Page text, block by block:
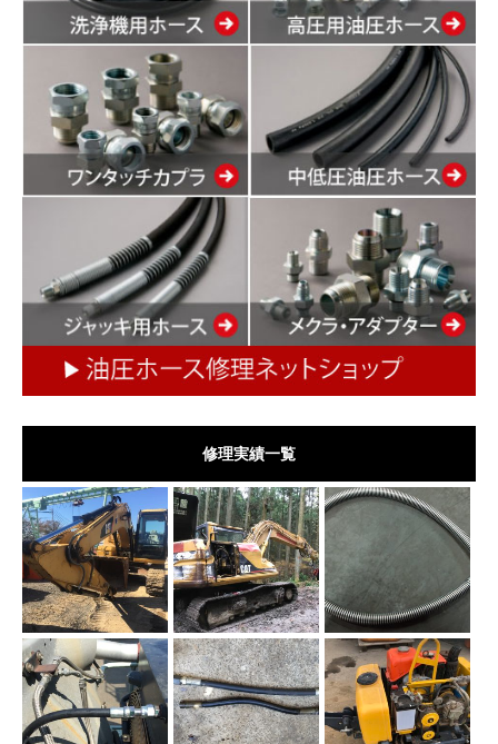
修理実績一覧